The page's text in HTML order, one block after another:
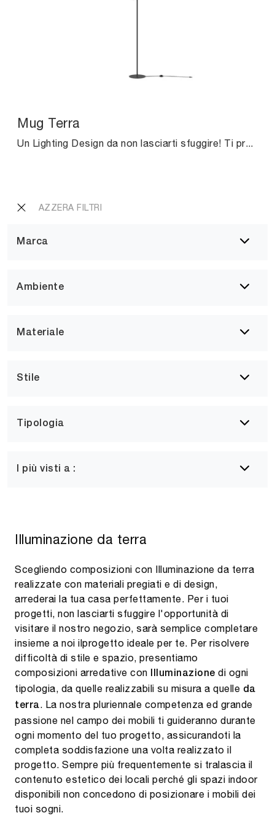
AZZERA FILTRI
Marca
Ambiente
Materiale
Stile
Tipologia
I più visti a :
Mug Terra
Un Lighting Design da non lasciarti sfuggire! Ti presentiamo la lampada da terra moderna Mug Terra di Midj.
Illuminazione da terra
Scegliendo composizioni con Illuminazione da terra
realizzate con materiali pregiati e di design,
arrederai la tua casa perfettamente. Per i tuoi
progetti, non lasciarti sfuggire l'opportunità di
visitare il nostro negozio, sarà semplice completare
insieme a noi ilprogetto ideale per te. Per risolvere
difficoltà di stile e spazio, presentiamo
composizioni arredative con
Illuminazione di ogni
tipologia, da quelle realizzabili su misura a quelle da
terra. La nostra pluriennale competenza ed grande
passione nel campo dei mobili ti guideranno durante
ogni momento del tuo progetto, assicurandoti la
completa soddisfazione una volta realizzato il
progetto. Sempre più frequentemente si tralascia il
contenuto estetico dei locali perché gli spazi indoor
disponibili non concedono di posizionare i mobili dei
tuoi sogni.